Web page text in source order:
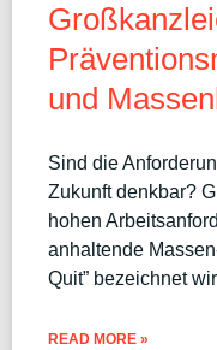
und
Sind die
Zukunft denkbar?
hohen
anhaltende
Quit” bezeichnet
READ MORE »